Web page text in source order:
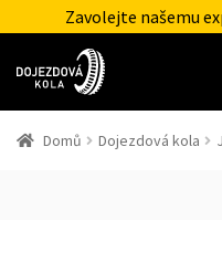
Zavolejte našemu
Domů Dojezdová kola